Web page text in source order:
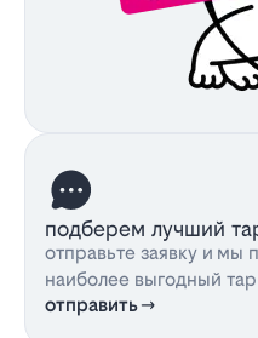
подберем лучший
отправьте заявку и мы
наиболее выгодный
отправить